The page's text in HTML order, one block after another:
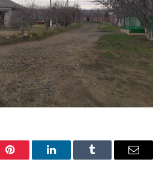
Pinterest LinkedInTumblr Email